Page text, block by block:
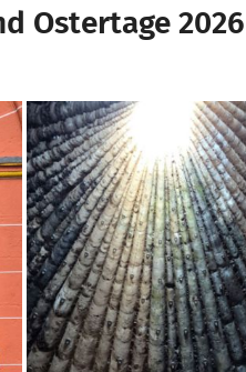
Ostertage